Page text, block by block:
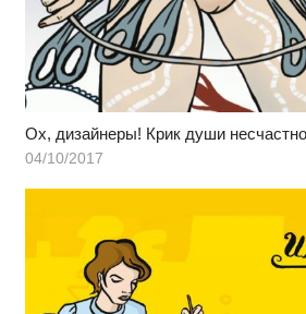
Ох, дизайнеры! Крик души
04/10/2017